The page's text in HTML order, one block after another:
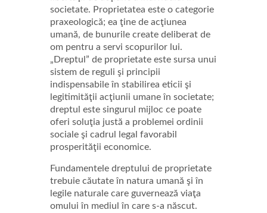
societate. Proprietatea este o categorie
praxeologică; ea ţine de acţiunea
umană, de bunurile create deliberat de
om pentru a servi scopurilor lui.
„Dreptul” de proprietate este sursa unui
sistem de reguli şi principii
indispensabile în stabilirea eticii şi
legitimităţii acţiunii umane în societate;
dreptul este singurul mijloc ce poate
oferi soluţia justă a problemei ordinii
sociale şi cadrul legal favorabil
prosperităţii economice.
Fundamentele dreptului de proprietate
trebuie căutate în natura umană şi în
legile naturale care guvernează viaţa
omului în mediul în care s-a născut.